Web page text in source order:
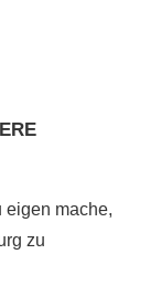
eigen mache,
zu